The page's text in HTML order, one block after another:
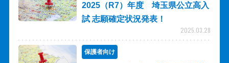
2025（R7）年度 埼玉県公立高入
試 志願確定状況発表！
2025.03.28
保護者向け